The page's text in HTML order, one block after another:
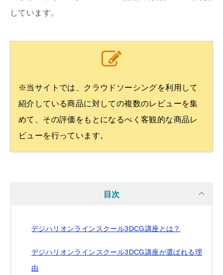
しています。
※当サイトでは、クラウドソーシングを利用して
紹介している商品に対しての複数のレビューを集
めて、その評価をもとになるべく客観的な商品レ
ビューを行っています。
目次
デジハリオンラインスクール3DCG講座とは？
デジハリオンラインスクール3DCG講座が選ばれる理
由